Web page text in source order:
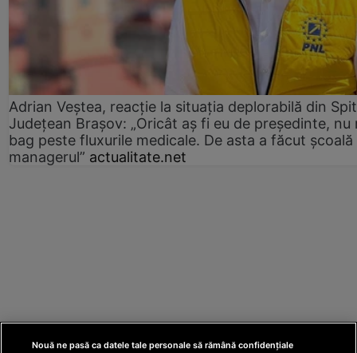
Adrian Veștea, reacție la situația deplorabilă din
Județean Brașov: „Oricât aș fi eu de președinte, nu
bag peste fluxurile medicale. De asta a făcut școală
managerul” actualitate.net
Nouă ne pasă ca datele tale personale să rămână confidențiale